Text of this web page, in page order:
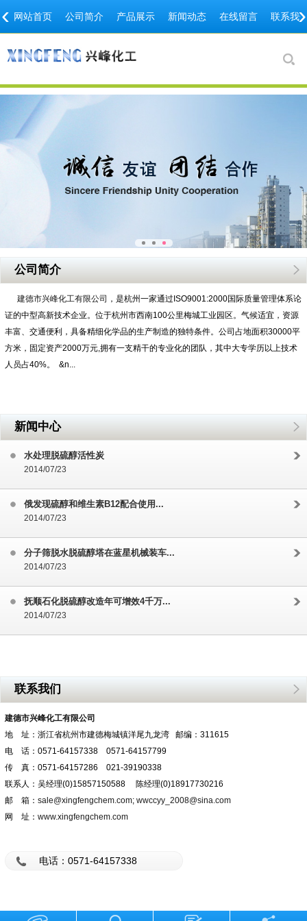
网站首页 公司简介 产品展示 新闻动态 在线留言 联系我
‹ ›
公司简介
建德市兴峰化工有限公司 ，是杭州一家通过ISO9001:2000国际质量管理体系论
证的中型高新技术企业。位于杭州市西南100公里梅城工业园区。气候适宜，资源
丰富、交通便利，具备精细化学品的生产制造的独特条件。公司占地面积30000平
方米，固定资产2000万元,拥有一支精干的专业化的团队，其中大专学历以上技术
人员占40%。 &n...
新闻中心
水处理脱硫醇活性炭
2014/07/23
俄发现硫醇和维生素B12配合使用...
2014/07/23
分子筛脱水脱硫醇塔在蓝星机械装车...
2014/07/23
抚顺石化脱硫醇改造年可增效4千万...
2014/07/23
联系我们
建德市兴峰化工有限公司
地 址：浙江省杭州市建德梅城镇洋尾九龙湾 邮编：311615
电 话：0571-64157338 0571-64157799
传 真：0571-64157286 021-39190338
联系人：吴经理(0)15857150588 陈经理(0)18917730216
邮 箱： sale@xingfengchem.com; wwccyy_2008@sina.com
网 址： www.xingfengchem.com
电话：0571-64157338